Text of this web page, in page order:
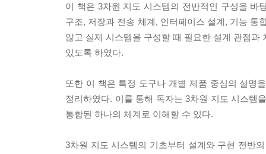
이 책은 3차원 지도 시스템의 전반적인 구성을 바
구조, 저장과 전송 체계, 인터페이스 설계, 기능 통
않고 실제 시스템을 구성할 때 필요한 설계 관점
있도록 하였다.
또한 이 책은 특정 도구나 개별 제품 중심의 설명
정리하였다. 이를 통해 독자는 3차원 지도 시스템
통합된 하나의 체계로 이해할 수 있다.
3차원 지도 시스템의 기초부터 설계와 구현 전반